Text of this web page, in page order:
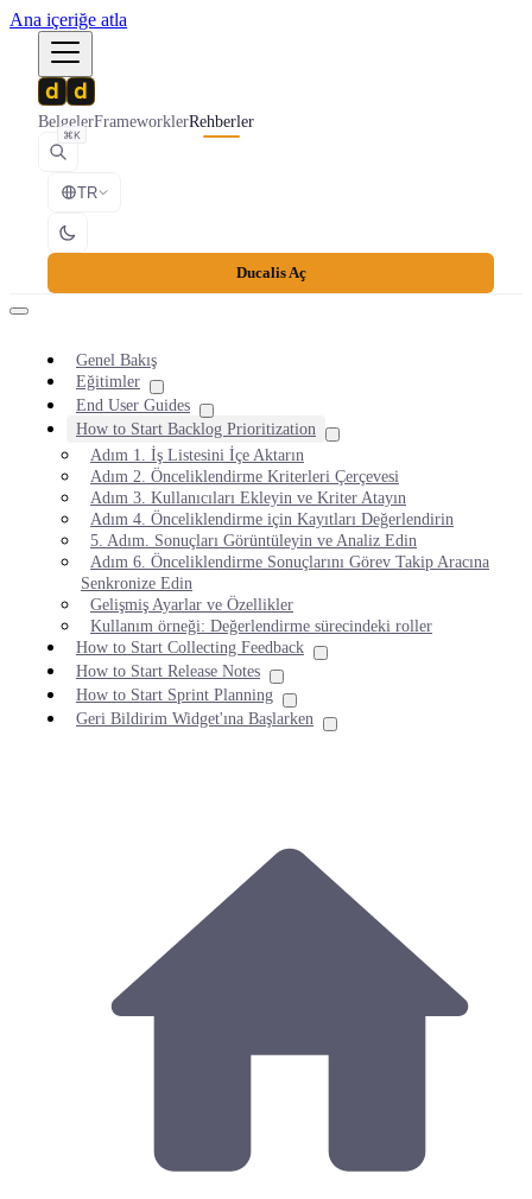
Ana içeriğe atla
BelgelerFrameworklerRehberler
⌘K
TR
Ducalis Aç
Genel Bakış
Eğitimler
End User Guides
How to Start Backlog Prioritization
Adım 1. İş Listesini İçe Aktarın
Adım 2. Önceliklendirme Kriterleri Çerçevesi
Adım 3. Kullanıcıları Ekleyin ve Kriter Atayın
Adım 4. Önceliklendirme için Kayıtları Değerlendirin
5. Adım. Sonuçları Görüntüleyin ve Analiz Edin
Adım 6. Önceliklendirme Sonuçlarını Görev Takip Aracına
Senkronize Edin
Gelişmiş Ayarlar ve Özellikler
Kullanım örneği: Değerlendirme sürecindeki roller
How to Start Collecting Feedback
How to Start Release Notes
How to Start Sprint Planning
Geri Bildirim Widget'ına Başlarken